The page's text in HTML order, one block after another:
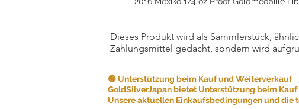
Dieses Produkt wird als Sammlerstück,
Zahlungsmittel gedacht, sondern wird
🟢 Unterstützung beim Kauf und Weiterverkauf
GoldSilverJapan bietet Unterstützung beim
Unsere aktuellen Einkaufsbedingungen und die